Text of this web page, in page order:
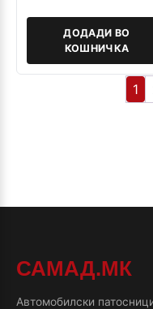
ДОДАДИ ВО
КОШНИЧКА
1
САМАД.МК
Автомобилски